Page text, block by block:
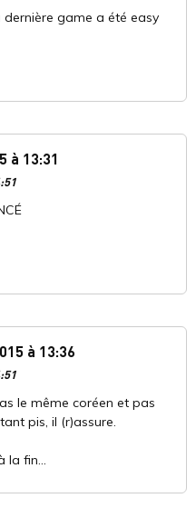
dernière game a été easy
à 13:31
à 13:36
le même coréen et pas
pis, il (r)assure.
la fin...